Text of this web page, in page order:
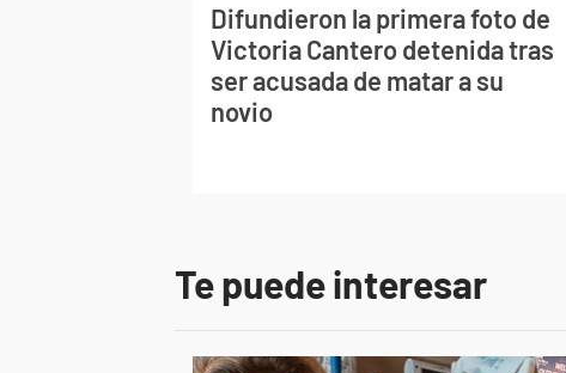
Difundieron la primera foto de
Victoria Cantero detenida tras
ser acusada de matar a su
novio
Te puede interesar